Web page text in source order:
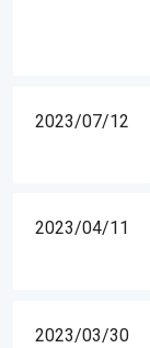
2023/07/12
2023/04/11
2023/03/30